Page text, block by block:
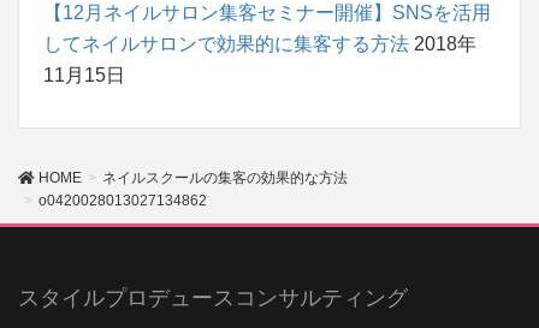
【12月ネイルサロン集客セミナー開催】SNSを活用
してネイルサロンで効果的に集客する方法 2018年
11月15日
HOME
ネイルスクールの集客の効果的な方法
o0420028013027134862
スタイルプロデュースコンサルティング